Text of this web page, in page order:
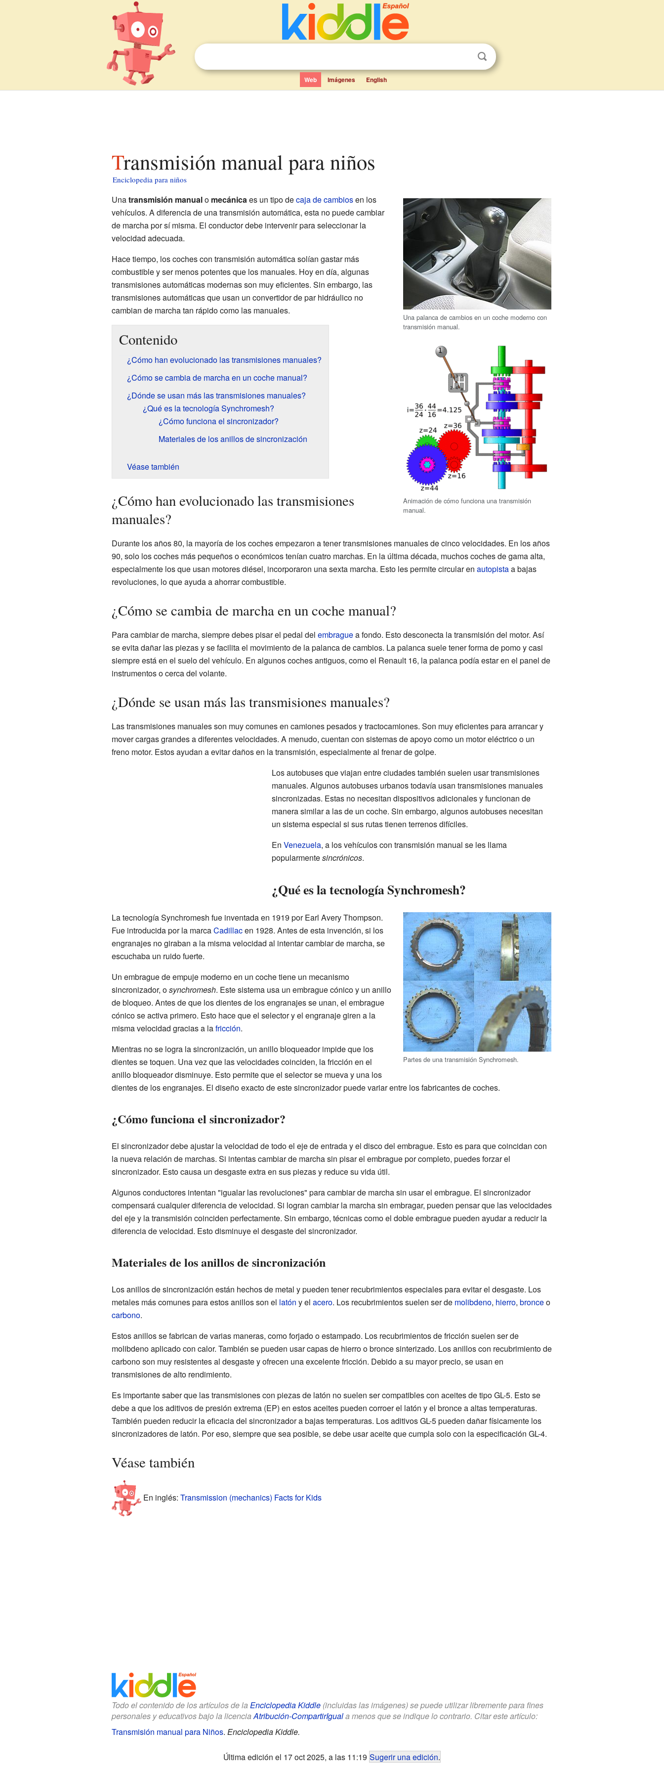
Web Imágenes English
Transmisión manual para niños
Enciclopedia para niños
Una palanca de cambios en un coche moderno con
transmisión manual.
Animación de cómo funciona una transmisión
manual.
Unatransmisión manualo mecánicaes un tipo decaja de cambiosen los
vehículos. A diferencia de una transmisión automática, esta no puede cambiar
de marcha por sí misma. El conductor debe intervenir para seleccionar la
velocidad adecuada.
Hace tiempo, los coches con transmisión automática solían gastar más
combustible y ser menos potentes que los manuales. Hoy en día, algunas
transmisiones automáticas modernas son muy eficientes. Sin embargo, las
transmisiones automáticas que usan un convertidor de par hidráulico no
cambian de marcha tan rápido como las manuales.
Contenido
¿Cómo han evolucionado las transmisiones manuales?
¿Cómo se cambia de marcha en un coche manual?
¿Dónde se usan más las transmisiones manuales?
¿Qué es la tecnología Synchromesh?
¿Cómo funciona el sincronizador?
Materiales de los anillos de sincronización
Véase también
¿Cómo han evolucionado las transmisiones
manuales?
Durante los años 80, la mayoría de los coches empezaron a tener transmisiones manuales de cinco velocidades. En los años
90, solo los coches más pequeños o económicos tenían cuatro marchas. En la última década, muchos coches de gama alta,
especialmente los que usan motores diésel, incorporaron una sexta marcha. Esto les permite circular en autopistaa bajas
revoluciones, lo que ayuda a ahorrar combustible.
¿Cómo se cambia de marcha en un coche manual?
Para cambiar de marcha, siempre debes pisar el pedal del embraguea fondo. Esto desconecta la transmisión del motor. Así
se evita dañar las piezas y se facilita el movimiento de la palanca de cambios. La palanca suele tener forma de pomo y casi
siempre está en el suelo del vehículo. En algunos coches antiguos, como el Renault 16, la palanca podía estar en el panel de
instrumentos o cerca del volante.
¿Dónde se usan más las transmisiones manuales?
Las transmisiones manuales son muy comunes en camiones pesados y tractocamiones. Son muy eficientes para arrancar y
mover cargas grandes a diferentes velocidades. A menudo, cuentan con sistemas de apoyo como un motor eléctrico o un
freno motor. Estos ayudan a evitar daños en la transmisión, especialmente al frenar de golpe.
Los autobuses que viajan entre ciudades también suelen usar transmisiones
manuales. Algunos autobuses urbanos todavía usan transmisiones manuales
sincronizadas. Estas no necesitan dispositivos adicionales y funcionan de
manera similar a las de un coche. Sin embargo, algunos autobuses necesitan
un sistema especial si sus rutas tienen terrenos difíciles.
En Venezuela, a los vehículos con transmisión manual se les llama
popularmentesincrónicos.
¿Qué es la tecnología Synchromesh?
Partes de una transmisión Synchromesh.
La tecnología Synchromesh fue inventada en 1919 por Earl Avery Thompson.
Fue introducida por la marcaCadillacen 1928. Antes de esta invención, si los
engranajes no giraban a la misma velocidad al intentar cambiar de marcha, se
escuchaba un ruido fuerte.
Un embrague de empuje moderno en un coche tiene un mecanismo
sincronizador, osynchromesh. Este sistema usa un embrague cónico y un anillo
de bloqueo. Antes de que los dientes de los engranajes se unan, el embrague
cónico se activa primero. Esto hace que el selector y el engranaje giren a la
misma velocidad gracias a lafricción.
Mientras no se logra la sincronización, un anillo bloqueador impide que los
dientes se toquen. Una vez que las velocidades coinciden, la fricción en el
anillo bloqueador disminuye. Esto permite que el selector se mueva y una los
dientes de los engranajes. El diseño exacto de este sincronizador puede variar entre los fabricantes de coches.
¿Cómo funciona el sincronizador?
El sincronizador debe ajustar la velocidad de todo el eje de entrada y el disco del embrague. Esto es para que coincidan con
la nueva relación de marchas. Si intentas cambiar de marcha sin pisar el embrague por completo, puedes forzar el
sincronizador. Esto causa un desgaste extra en sus piezas y reduce su vida útil.
Algunos conductores intentan "igualar las revoluciones" para cambiar de marcha sin usar el embrague. El sincronizador
compensará cualquier diferencia de velocidad. Si logran cambiar la marcha sin embragar, pueden pensar que las velocidades
del eje y la transmisión coinciden perfectamente. Sin embargo, técnicas como el doble embrague pueden ayudar a reducir la
diferencia de velocidad. Esto disminuye el desgaste del sincronizador.
Materiales de los anillos de sincronización
Los anillos de sincronización están hechos de metal y pueden tener recubrimientos especiales para evitar el desgaste. Los
metales más comunes para estos anillos son el latón y el acero. Los recubrimientos suelen ser de molibdeno, hierro, bronceo
carbono.
Estos anillos se fabrican de varias maneras, como forjado o estampado. Los recubrimientos de fricción suelen ser de
molibdeno aplicado con calor. También se pueden usar capas de hierro o bronce sinterizado. Los anillos con recubrimiento de
carbono son muy resistentes al desgaste y ofrecen una excelente fricción. Debido a su mayor precio, se usan en
transmisiones de alto rendimiento.
Es importante saber que las transmisiones con piezas de latón no suelen ser compatibles con aceites de tipo GL-5. Esto se
debe a que los aditivos de presión extrema (EP) en estos aceites pueden corroer el latón y el bronce a altas temperaturas.
También pueden reducir la eficacia del sincronizador a bajas temperaturas. Los aditivos GL-5 pueden dañar físicamente los
sincronizadores de latón. Por eso, siempre que sea posible, se debe usar aceite que cumpla solo con la especificación GL-4.
Véase también
En inglés: Transmission (mechanics) Facts for Kids
Todo el contenido de los artículos de la Enciclopedia Kiddle(incluidas las imágenes) se puede utilizar libremente para fines
personales y educativos bajo la licenciaAtribución-CompartirIguala menos que se indique lo contrario. Citar este artículo:
Transmisión manual para Niños. Enciclopedia Kiddle.
Última edición el 17 oct 2025, a las 11:19 Sugerir una edición.